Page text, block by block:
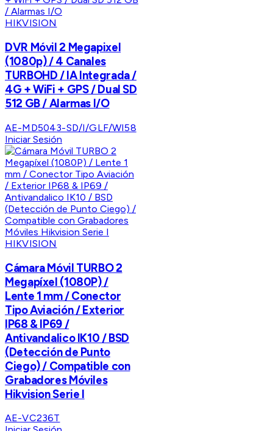
HIKVISION
DVR Móvil 2 Megapixel
(1080p) / 4 Canales
TURBOHD / IA Integrada /
4G + WiFi + GPS / Dual SD
512 GB / Alarmas I/O
AE-MD5043-SD/I/GLF/WI58
Iniciar Sesión
HIKVISION
Cámara Móvil TURBO 2
Megapíxel (1080P) /
Lente 1 mm / Conector
Tipo Aviación / Exterior
IP68 & IP69 /
Antivandalico IK10 / BSD
(Detección de Punto
Ciego) / Compatible con
Grabadores Móviles
Hikvision Serie I
AE-VC236T